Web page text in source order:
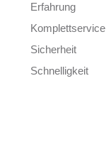
Erfahrung
Komplettservice
Sicherheit
Schnelligkeit